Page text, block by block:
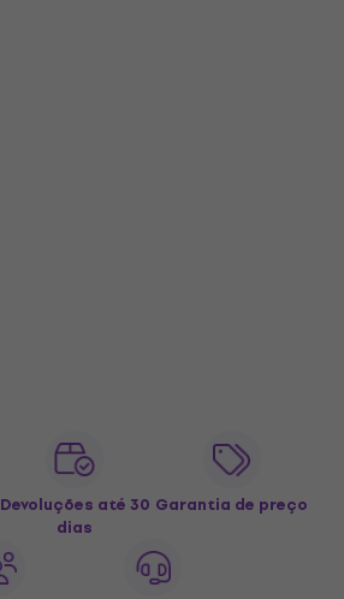
Devoluções até 30
dias
Garantia de preço